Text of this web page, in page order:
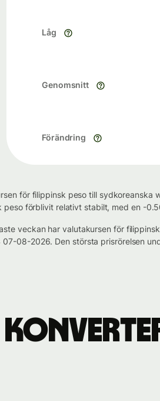
Låg
Genomsnitt
Förändring
för filippinsk peso till sydkoreanska
peso förblivit relativt stabilt, med en -
veckan har valutakursen för
07-08-2026. Den största prisrörelsen